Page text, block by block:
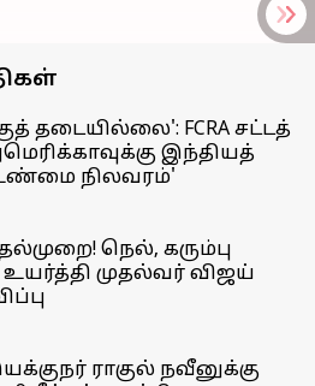
தடையில்லை': FCRA சட்டத்
இந்தியத்
நிலவரம்'
நெல், கரும்பு
முதல்வர் விஜய்
ராகுல் நவீனுக்கு